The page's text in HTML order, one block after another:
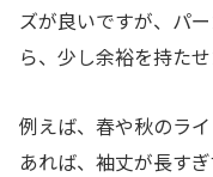
ズが良いですが、パ
ら、少し余裕を持た
例えば、春や秋のラ
あれば、袖丈が長す